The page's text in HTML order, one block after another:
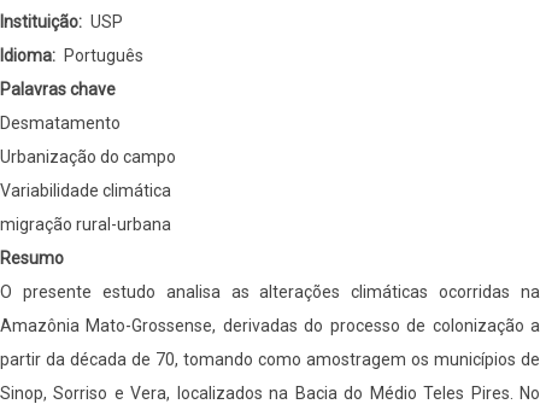
Na
Amazônia
mato-
grossense
Instituição
USP
Idioma
Português
Palavras chave
Desmatamento
Urbanização do campo
Variabilidade climática
migração rural-urbana
Resumo
O presente estudo analisa as alterações climáticas ocorridas na
Amazônia Mato-Grossense, derivadas do processo de colonização a
partir da década de 70, tomando como amostragem os municípios de
Sinop, Sorriso e Vera, localizados na Bacia do Médio Teles Pires. No